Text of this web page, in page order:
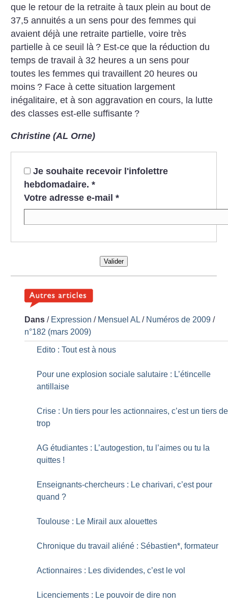
que le retour de la retraite à taux plein au bout de
37,5 annuités a un sens pour des femmes qui
avaient déjà une retraite partielle, voire très
partielle à ce seuil là ? Est-ce que la réduction du
temps de travail à 32 heures a un sens pour
toutes les femmes qui travaillent 20 heures ou
moins ? Face à cette situation largement
inégalitaire, et à son aggravation en cours, la lutte
des classes est-elle suffisante ?
Christine (AL Orne)
Je souhaite recevoir l'infolettre
hebdomadaire. *
Votre adresse e-mail *
Valider
Dans / Expression / Mensuel AL / Numéros de 2009 /
n°182 (mars 2009)
Edito : Tout est à nous
Pour une explosion sociale salutaire : L’étincelle
antillaise
Crise : Un tiers pour les actionnaires, c’est un tiers de
trop
AG étudiantes : L’autogestion, tu l’aimes ou tu la
quittes !
Enseignants-chercheurs : Le charivari, c’est pour
quand ?
Toulouse : Le Mirail aux alouettes
Chronique du travail aliéné : Sébastien*, formateur
Actionnaires : Les dividendes, c’est le vol
Licenciements : Le pouvoir de dire non